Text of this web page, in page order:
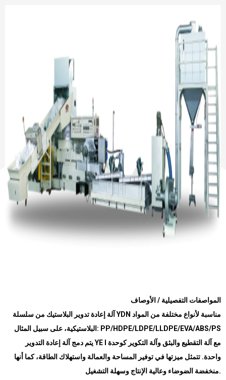
المواصفات التفصيلية / الأوصاف
آلة إعادة تدوير البلاستيك من سلسلة YDN مناسبة لأنواع مختلفة من المواد
البلاستيكية، على سبيل المثال : PP/HDPE/LDPE/LLDPE/EVA/ABS/PS
يتم دمج آلة إعادة التدويرYE I مع آلة التقطيع والبثق وآلة التكوير كوحدة
واحدة. تتمثل ميزتها في توفير المساحة والعمالة واستهلاك الطاقة، كما أنها
منخفضة الضوضاء وعالية الإنتاج وسهلة التشغيل.